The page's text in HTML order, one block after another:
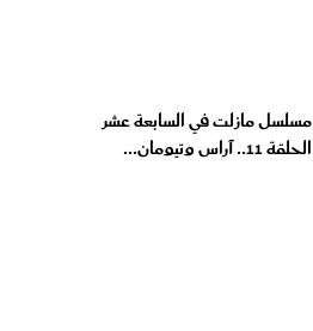
مسلسل مازلت في السابعة عشر
الحلقة 11.. آراس وتيومان...